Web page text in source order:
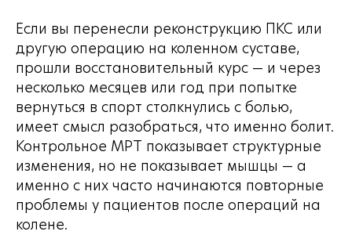
Если вы перенесли реконструкцию ПКС или
другую операцию на коленном суставе,
прошли восстановительный курс — и через
несколько месяцев или год при попытке
вернуться в спорт столкнулись с болью,
имеет смысл разобраться, что именно болит.
Контрольное МРТ показывает структурные
изменения, но не показывает мышцы — а
именно с них часто начинаются повторные
проблемы у пациентов после операций на
колене.